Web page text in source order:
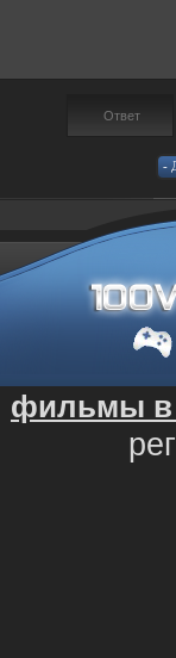
фильмы в